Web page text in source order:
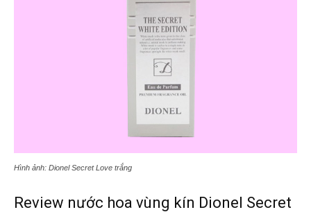
Hình ảnh: Dionel Secret Love trắng
Review nước hoa vùng kín Dionel Secret